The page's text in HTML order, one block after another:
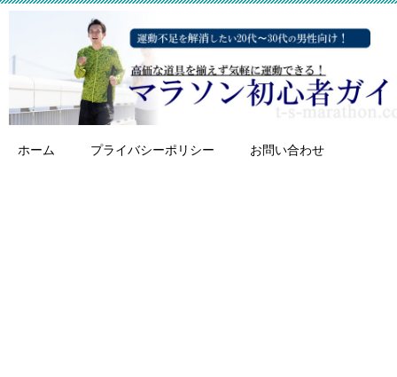
ホーム プライバシーポリシー お問い合わせ